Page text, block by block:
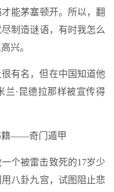
能茅塞顿开。所以，翻
制造谜语，有时我怎么
兴。
有名，但在中国知道他
兰·昆德拉那样被宣传得
籍——奇门遁甲
个被雷击致死的17岁少
八卦九宫，试图阻止悲